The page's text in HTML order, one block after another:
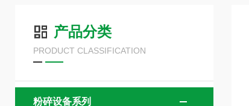
产品分类
PRODUCT CLASSIFICATION
粉碎设备系列